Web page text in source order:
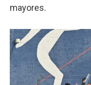
mayores.